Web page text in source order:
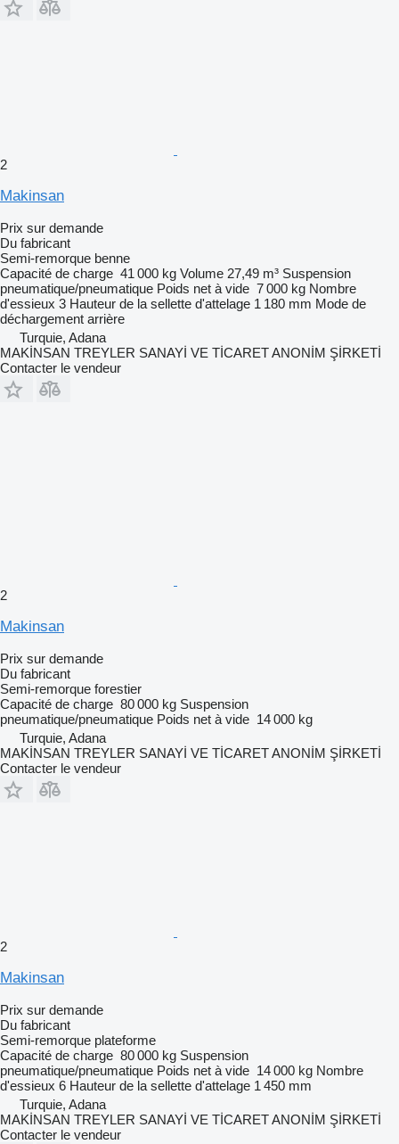
2
Makinsan
Prix sur demande
Du fabricant
Semi-remorque benne
Capacité de charge 41 000 kg Volume 27,49 m³ Suspension
pneumatique/pneumatique Poids net à vide 7 000 kg Nombre
d'essieux 3 Hauteur de la sellette d'attelage 1 180 mm Mode de
déchargement arrière
Turquie, Adana
MAKİNSAN TREYLER SANAYİ VE TİCARET ANONİM ŞİRKETİ
Contacter le vendeur
2
Makinsan
Prix sur demande
Du fabricant
Semi-remorque forestier
Capacité de charge 80 000 kg Suspension
pneumatique/pneumatique Poids net à vide 14 000 kg
Turquie, Adana
MAKİNSAN TREYLER SANAYİ VE TİCARET ANONİM ŞİRKETİ
Contacter le vendeur
2
Makinsan
Prix sur demande
Du fabricant
Semi-remorque plateforme
Capacité de charge 80 000 kg Suspension
pneumatique/pneumatique Poids net à vide 14 000 kg Nombre
d'essieux 6 Hauteur de la sellette d'attelage 1 450 mm
Turquie, Adana
MAKİNSAN TREYLER SANAYİ VE TİCARET ANONİM ŞİRKETİ
Contacter le vendeur